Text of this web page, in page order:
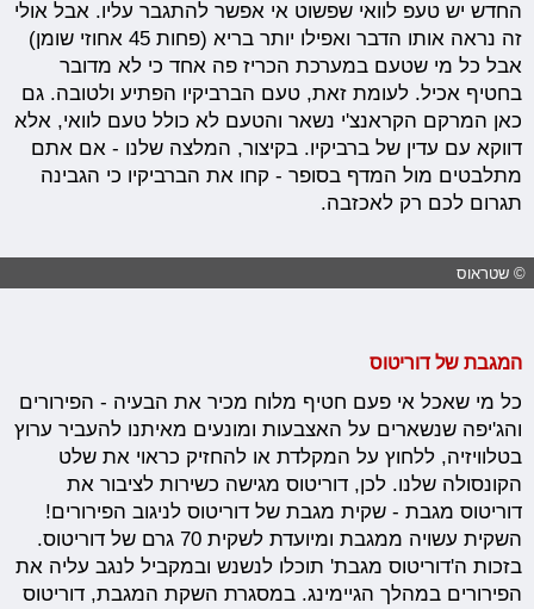
החדש יש טעפ לוואי שפשוט אי אפשר להתגבר עליו. אבל אולי
זה נראה אותו הדבר ואפילו יותר בריא (פחות 45 אחוזי שומן)
אבל כל מי שטעם במערכת הכריז פה אחד כי לא מדובר
בחטיף אכיל. לעומת זאת, טעם הברביקיו הפתיע ולטובה. גם
כאן המרקם הקראנצ'י נשאר והטעם לא כולל טעם לוואי, אלא
דווקא עם עדין של ברביקיו. בקיצור, המלצה שלנו - אם אתם
מתלבטים מול המדף בסופר - קחו את הברביקיו כי הגבינה
תגרום לכם רק לאכזבה.
© שטראוס
המגבת של דוריטוס
כל מי שאכל אי פעם חטיף מלוח מכיר את הבעיה - הפירורים
והג'יפה שנשארים על האצבעות ומונעים מאיתנו להעביר ערוץ
בטלוויזיה, ללחוץ על המקלדת או להחזיק כראוי את שלט
הקונסולה שלנו. לכן, דוריטוס מגישה כשירות לציבור את
דוריטוס מגבת - שקית מגבת של דוריטוס לניגוב הפירורים!
השקית עשויה ממגבת ומיועדת לשקית 70 גרם של דוריטוס.
בזכות ה'דוריטוס מגבת' תוכלו לנשנש ובמקביל לנגב עליה את
הפירורים במהלך הגיימינג. במסגרת השקת המגבת, דוריטוס